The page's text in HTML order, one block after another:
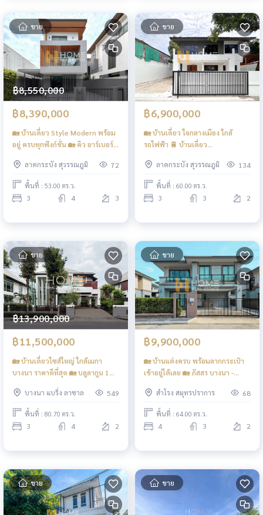
ขาย
฿8,550,000
฿8,390,000
🏡 บ้านเดี่ยว Style Modern พร้อม
อยู่ ครบทุกฟังก์ชั่น 🏡 คิว อาร์เบอร์
นอน (ขาย), AQ ARBOR
Suanluang Rama9 -
Pattanakarn / 3 Bedroom (FOR
SALE) POON281
ลาดกระบัง สุวรรณภูมิ 72
พื้นที่ : 53.00 ตร.ว.
3 4 3
ขาย
฿6,900,000
🏡 บ้านเดี่ยว ใจกลางเมือง ใกล้
รถไฟฟ้า 🚆 บ้านเดี่ยว
ห้องนอน (ขาย), Detached House
Chalerm Phrakiat Rama 9 Soi 14
/ 3 Bedroom (FOR SALE)
POON262
ลาดกระบัง สุวรรณภูมิ 134
พื้นที่ : 60.00 ตร.ว.
3 3 2
ขาย
฿13,900,000
฿11,500,000
🏡 บ้านเดี่ยวไซส์ใหญ่ ใกล้เมกา
บางนา ราคาดีที่สุด 🏡 บลูลากูน 1
(ขาย), Blue Lagoon 1 Bangna -
Wongwaen / 3 Bedroom (FOR
SALE) POON200
บางนา แบริ่ง ลาซาล 549
พื้นที่ : 80.70 ตร.ว.
3 4 2
ขาย
฿9,900,000
🏡 บ้านแต่งครบ พร้อมลากกระเป๋า
เข้าอยู่ได้เลย 🏡 ภัสสร บางนา -
Passorn Bangna - Wongwaen / 4
Bedrooms (FOR SALE) POON290
สำโรง สมุทรปราการ 68
พื้นที่ : 64.00 ตร.ว.
4 3 2
ขาย ขาย